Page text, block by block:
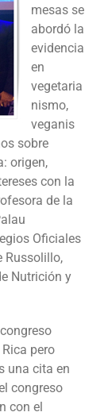
mesas se
abordó la
evidencia
en
vegetaria
nismo,
veganis
sobre
origen,
con la
de la
Oficiales
Russolillo,
Nutrición y
pero
una cita en
congreso
con el